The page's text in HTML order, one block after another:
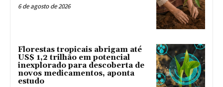
6 de agosto de 2026
Florestas tropicais abrigam até
US$ 1,2 trilhão em potencial
inexplorado para descoberta de
novos medicamentos, aponta
estudo